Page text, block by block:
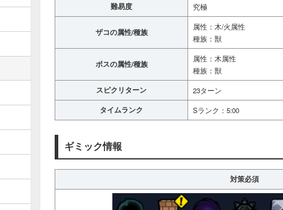
難易度 究極
ザコの属性/種族
属性：木/火属性
種族：獣
ボスの属性/種族
属性：木属性
種族：獣
スピクリターン 23ターン
タイムランク Sランク：5:00
ギミック情報
対策必須